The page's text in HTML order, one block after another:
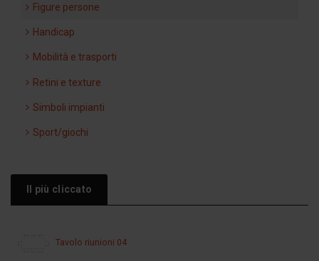
Figure persone
Handicap
Mobilità e trasporti
Retini e texture
Simboli impianti
Sport/giochi
Il più cliccato
Tavolo riunioni 04